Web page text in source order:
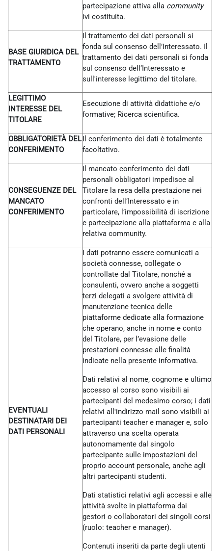
partecipazione attiva alla community
ivi costituita.
BASE GIURIDICA DEL
TRATTAMENTO
Il trattamento dei dati personali si
fonda sul consenso dell’Interessato. Il
trattamento dei dati personali si fonda
sul consenso dell’Interessato e
sull'interesse legittimo del titolare.
LEGITTIMO
INTERESSE DEL
TITOLARE
Esecuzione di attività didattiche e/o
formative; Ricerca scientifica.
OBBLIGATORIETÀ DEL
CONFERIMENTO
Il conferimento dei dati è totalmente
facoltativo.
CONSEGUENZE DEL
MANCATO
CONFERIMENTO
Il mancato conferimento dei dati
personali obbligatori impedisce al
Titolare la resa della prestazione nei
confronti dell’Interessato e in
particolare, l’impossibilità di iscrizione
e partecipazione alla piattaforma e alla
relativa community.
EVENTUALI
DESTINATARI DEI
DATI PERSONALI
I dati potranno essere comunicati a
società connesse, collegate o
controllate dal Titolare, nonché a
consulenti, ovvero anche a soggetti
terzi delegati a svolgere attività di
manutenzione tecnica delle
piattaforme dedicate alla formazione
che operano, anche in nome e conto
del Titolare, per l’evasione delle
prestazioni connesse alle finalità
indicate nella presente informativa.
Dati relativi al nome, cognome e ultimo
accesso al corso sono visibili ai
partecipanti del medesimo corso; i dati
relativi all'indirizzo mail sono visibili ai
partecipanti teacher e manager e, solo
attraverso una scelta operata
autonomamente dal singolo
partecipante sulle impostazioni del
proprio account personale, anche agli
altri partecipanti studenti.
Dati statistici relativi agli accessi e alle
attività svolte in piattaforma dai
gestori o collaboratori dei singoli corsi
(ruolo: teacher e manager).
Contenuti inseriti da parte degli utenti